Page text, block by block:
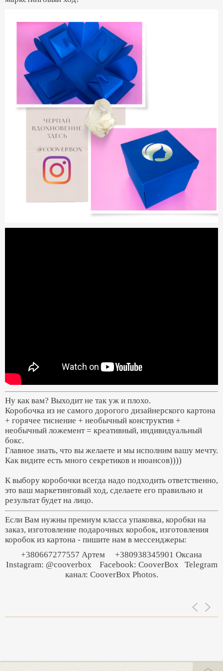
Ну как вам? Выходит не так уж и плохо.
Коробочка из не самого дорогого дизайнерского картона
+ горячее тиснение + необычный конструктив +
необычный ложемент = креативный, индивидуальный
бокс.
Главное знать, что вы желаете и мы исполним вашу мечту.
Как видите есть много секретиков и нюансов))))
К выбору коробочки всегда надо подходить ответственно,
это ваш маркетинговый ход, сделаете его правильно и
результат будет на лицо.
Если Вам нужны премиум класса упаковка, коробки на
заказ, изготовление подарочных коробок, изготовления
коробок из картона - пишите нам в мессенджеры:
+380667277557 Артем +380938345901 Оксана
Instagram: @cooverbox Facebook: CooverBox Telegram
канал: CooverBox Photos.